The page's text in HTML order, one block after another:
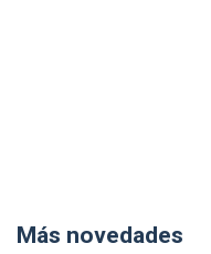
Más novedades